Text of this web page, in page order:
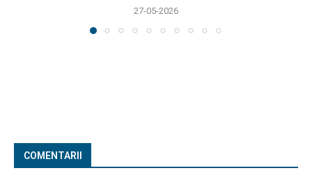
27-05-2026
COMENTARII